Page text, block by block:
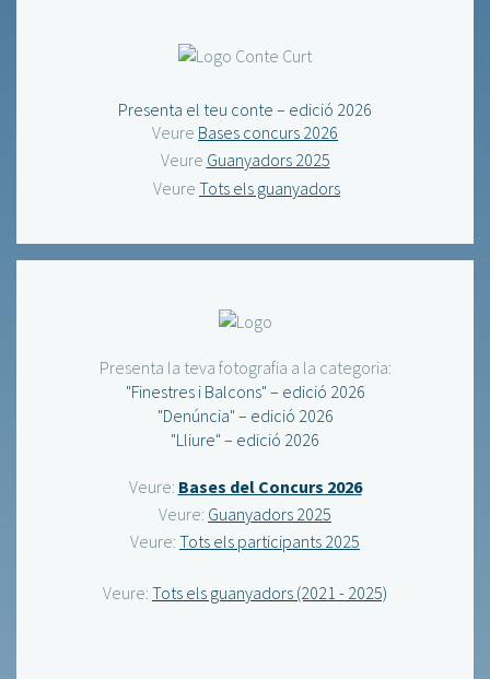
Presenta el teu conte – edició 2026
Veure Bases concurs 2026
Veure Guanyadors 2025
Veure Tots els guanyadors
Presenta la teva fotografia a la categoria:
"Finestres i Balcons" – edició 2026
"Denúncia" – edició 2026
"Lliure" – edició 2026
Veure: Bases del Concurs 2026
Veure: Guanyadors 2025
Veure: Tots els participants 2025
Veure: Tots els guanyadors (2021 - 2025)